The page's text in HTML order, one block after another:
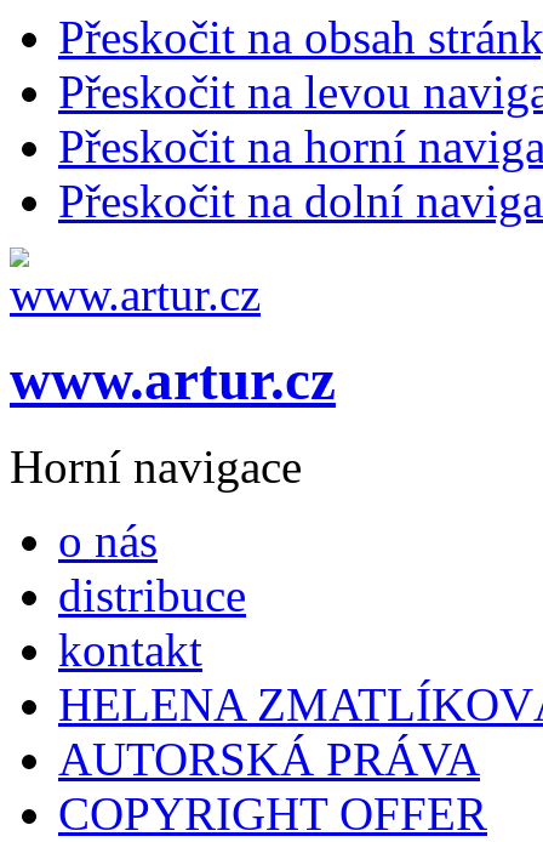
Přeskočit na obsah
Přeskočit na levou
Přeskočit na horní
Přeskočit na dolní
www.artur.cz
Horní navigace
o nás
distribuce
kontakt
HELENA
AUTORSKÁ PRÁVA
COPYRIGHT OFFER